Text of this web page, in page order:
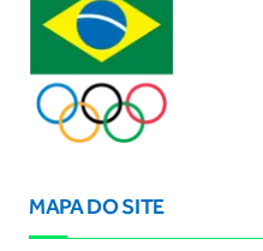
MAPA DO SITE